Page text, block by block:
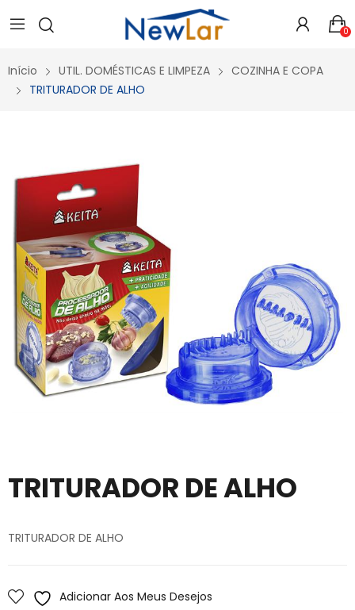
Secure crypto portfolio manager for desktops and mobile -
Visit Ledger Live
- easily manage, stake, and track assets. 0
Início UTIL. DOMÉSTICAS E LIMPEZA
COZINHA E COPA
TRITURADOR DE ALHO
TRITURADOR DE ALHO
TRITURADOR DE ALHO
Adicionar Aos Meus Desejos